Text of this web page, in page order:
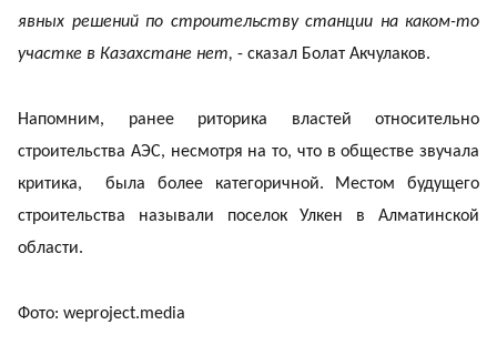
явных решений по строительству станции на каком-то
участке в Казахстане нет, - сказал Болат Акчулаков.
Напомним, ранее риторика властей относительно
строительства АЭС, несмотря на то, что в обществе звучала
критика, была более категоричной. Местом будущего
строительства называли поселок Улкен в Алматинской
области.
Фото: weproject.media